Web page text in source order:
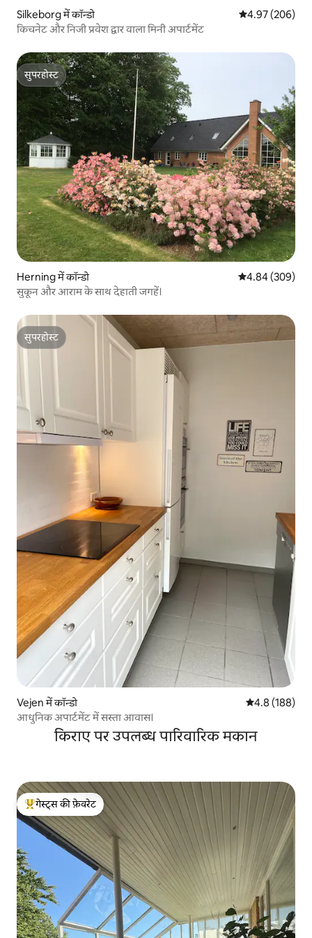
Silkeborg में कॉन्डो औसत रेटिंग 5 में से
4.97 (206)
किचनेट और निजी प्रवेश द्वार वाला मिनी अपार्टमेंट
सुपरहोस्ट
सुपरहोस्ट
Herning में कॉन्डो औसत रेटिंग 5 में से
4.84 (309)
सुकून और आराम के साथ देहाती जगहें।
सुपरहोस्ट
सुपरहोस्ट
Vejen में कॉन्डो औसत रेटिंग 5 में
4.8 (188)
आधुनिक अपार्टमेंट में सस्ता आवास।
किराए पर उपलब्ध पारिवारिक मकान
गेस्ट्स का टॉप फ़ेवरेट
गेस्ट्स की फ़ेवरेट